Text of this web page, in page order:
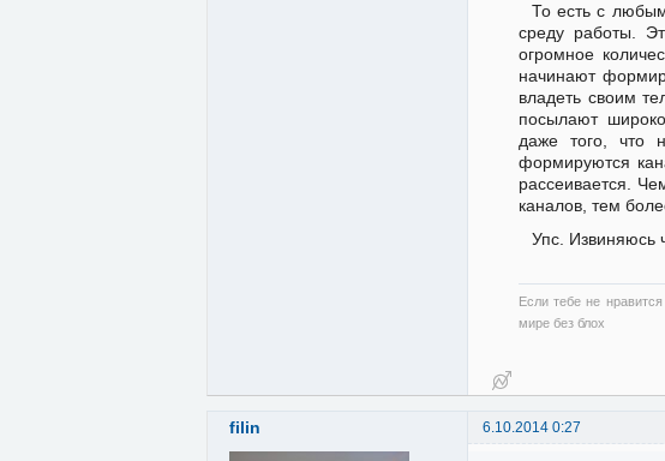
То есть с
среду работы.
огромное
начинают
владеть своим
посылают
даже того, что
формируются
рассеивается.
каналов, тем
Упс. Извиняюсь
Если тебе не
мире без блох
filin 6.10.2014 0:27